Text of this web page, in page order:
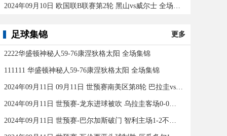
2024年09月10日 欧国联B联赛第2轮 黑山vs威尔士 全场录像
足球集锦 更多
2222华盛顿神秘人59-76康涅狄格太阳 全场集锦
111111 华盛顿神秘人59-76康涅狄格太阳 全场集锦
2024年09月11日 09月11日 世预赛南美区第8轮 巴拉圭vs巴西 进球
2024年09月11日 世预赛-龙东进球被吹 乌拉圭客场0-0闷平委内瑞拉
2024年09月11日 世预赛-巴尔加斯破门 智利主场1-2不敌玻利维亚